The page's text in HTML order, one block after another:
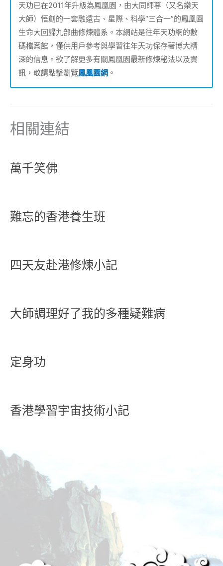
天功已在2011年升級為鳳凰園，由大同師尊（又名樂天
大師）悟創的一套融遠古、星際、科學“三合一”的鳳凰園
生命大回歸九部曲修煉體系。本網站是往年天功網的數
碼檔案館，僅供用戶參考與學習往年天功保存著博大精
深的信息。欲了解更多有關鳳凰園最新修煉秘法以及資
訊，敬請點擊瀏覽鳳凰園網 。
相關連結
萬千笑佛
難忘的香港養生班
四天友赴港修煉小記
大師調理好了我的多種疑難病
定身功
香港學習宇宙技術小記